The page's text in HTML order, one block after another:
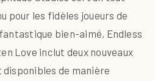
pour les fidèles joueurs de
bien-aimé, Endless
Love inclut deux nouveaux
de manière